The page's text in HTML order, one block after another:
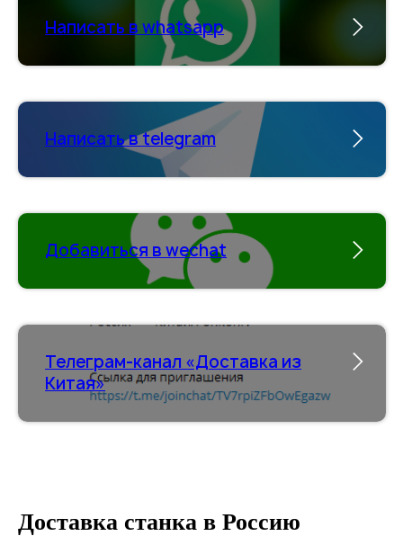
Написать в whatsapp
Написать в telegram
Добавиться в wechat
Телеграм-канал «Доставка из
Китая»
Доставка станка в Россию